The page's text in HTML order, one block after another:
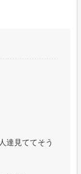
達見ててそう